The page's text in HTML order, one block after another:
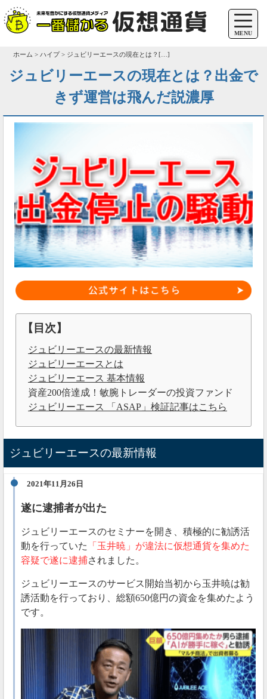
MENU
ホーム > ハイプ > ジュビリーエースの現在とは？[…]
ジュビリーエースの現在とは？出金で
きず運営は飛んだ説濃厚
【目次】
ジュビリーエースの最新情報
ジュビリーエースとは
ジュビリーエース 基本情報
資産200倍達成！敏腕トレーダーの投資ファンド
ジュビリーエース 「ASAP」検証記事はこちら
ジュビリーエースの最新情報
2021年11月26日
遂に逮捕者が出た
ジュビリーエースのセミナーを開き、積極的に勧誘活
動を行っていた
「玉井暁」が違法に仮想通貨を集めた
容疑で遂に逮捕されました。
ジュビリーエースのサービス開始当初から玉井暁は勧
誘活動を行っており、総額650億円の資金を集めたよう
です。